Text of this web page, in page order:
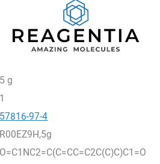
5 g
1
57816-97-4
R00EZ9H,5g
O=C1NC2=C(C=CC=C2C(C)C)C1=O